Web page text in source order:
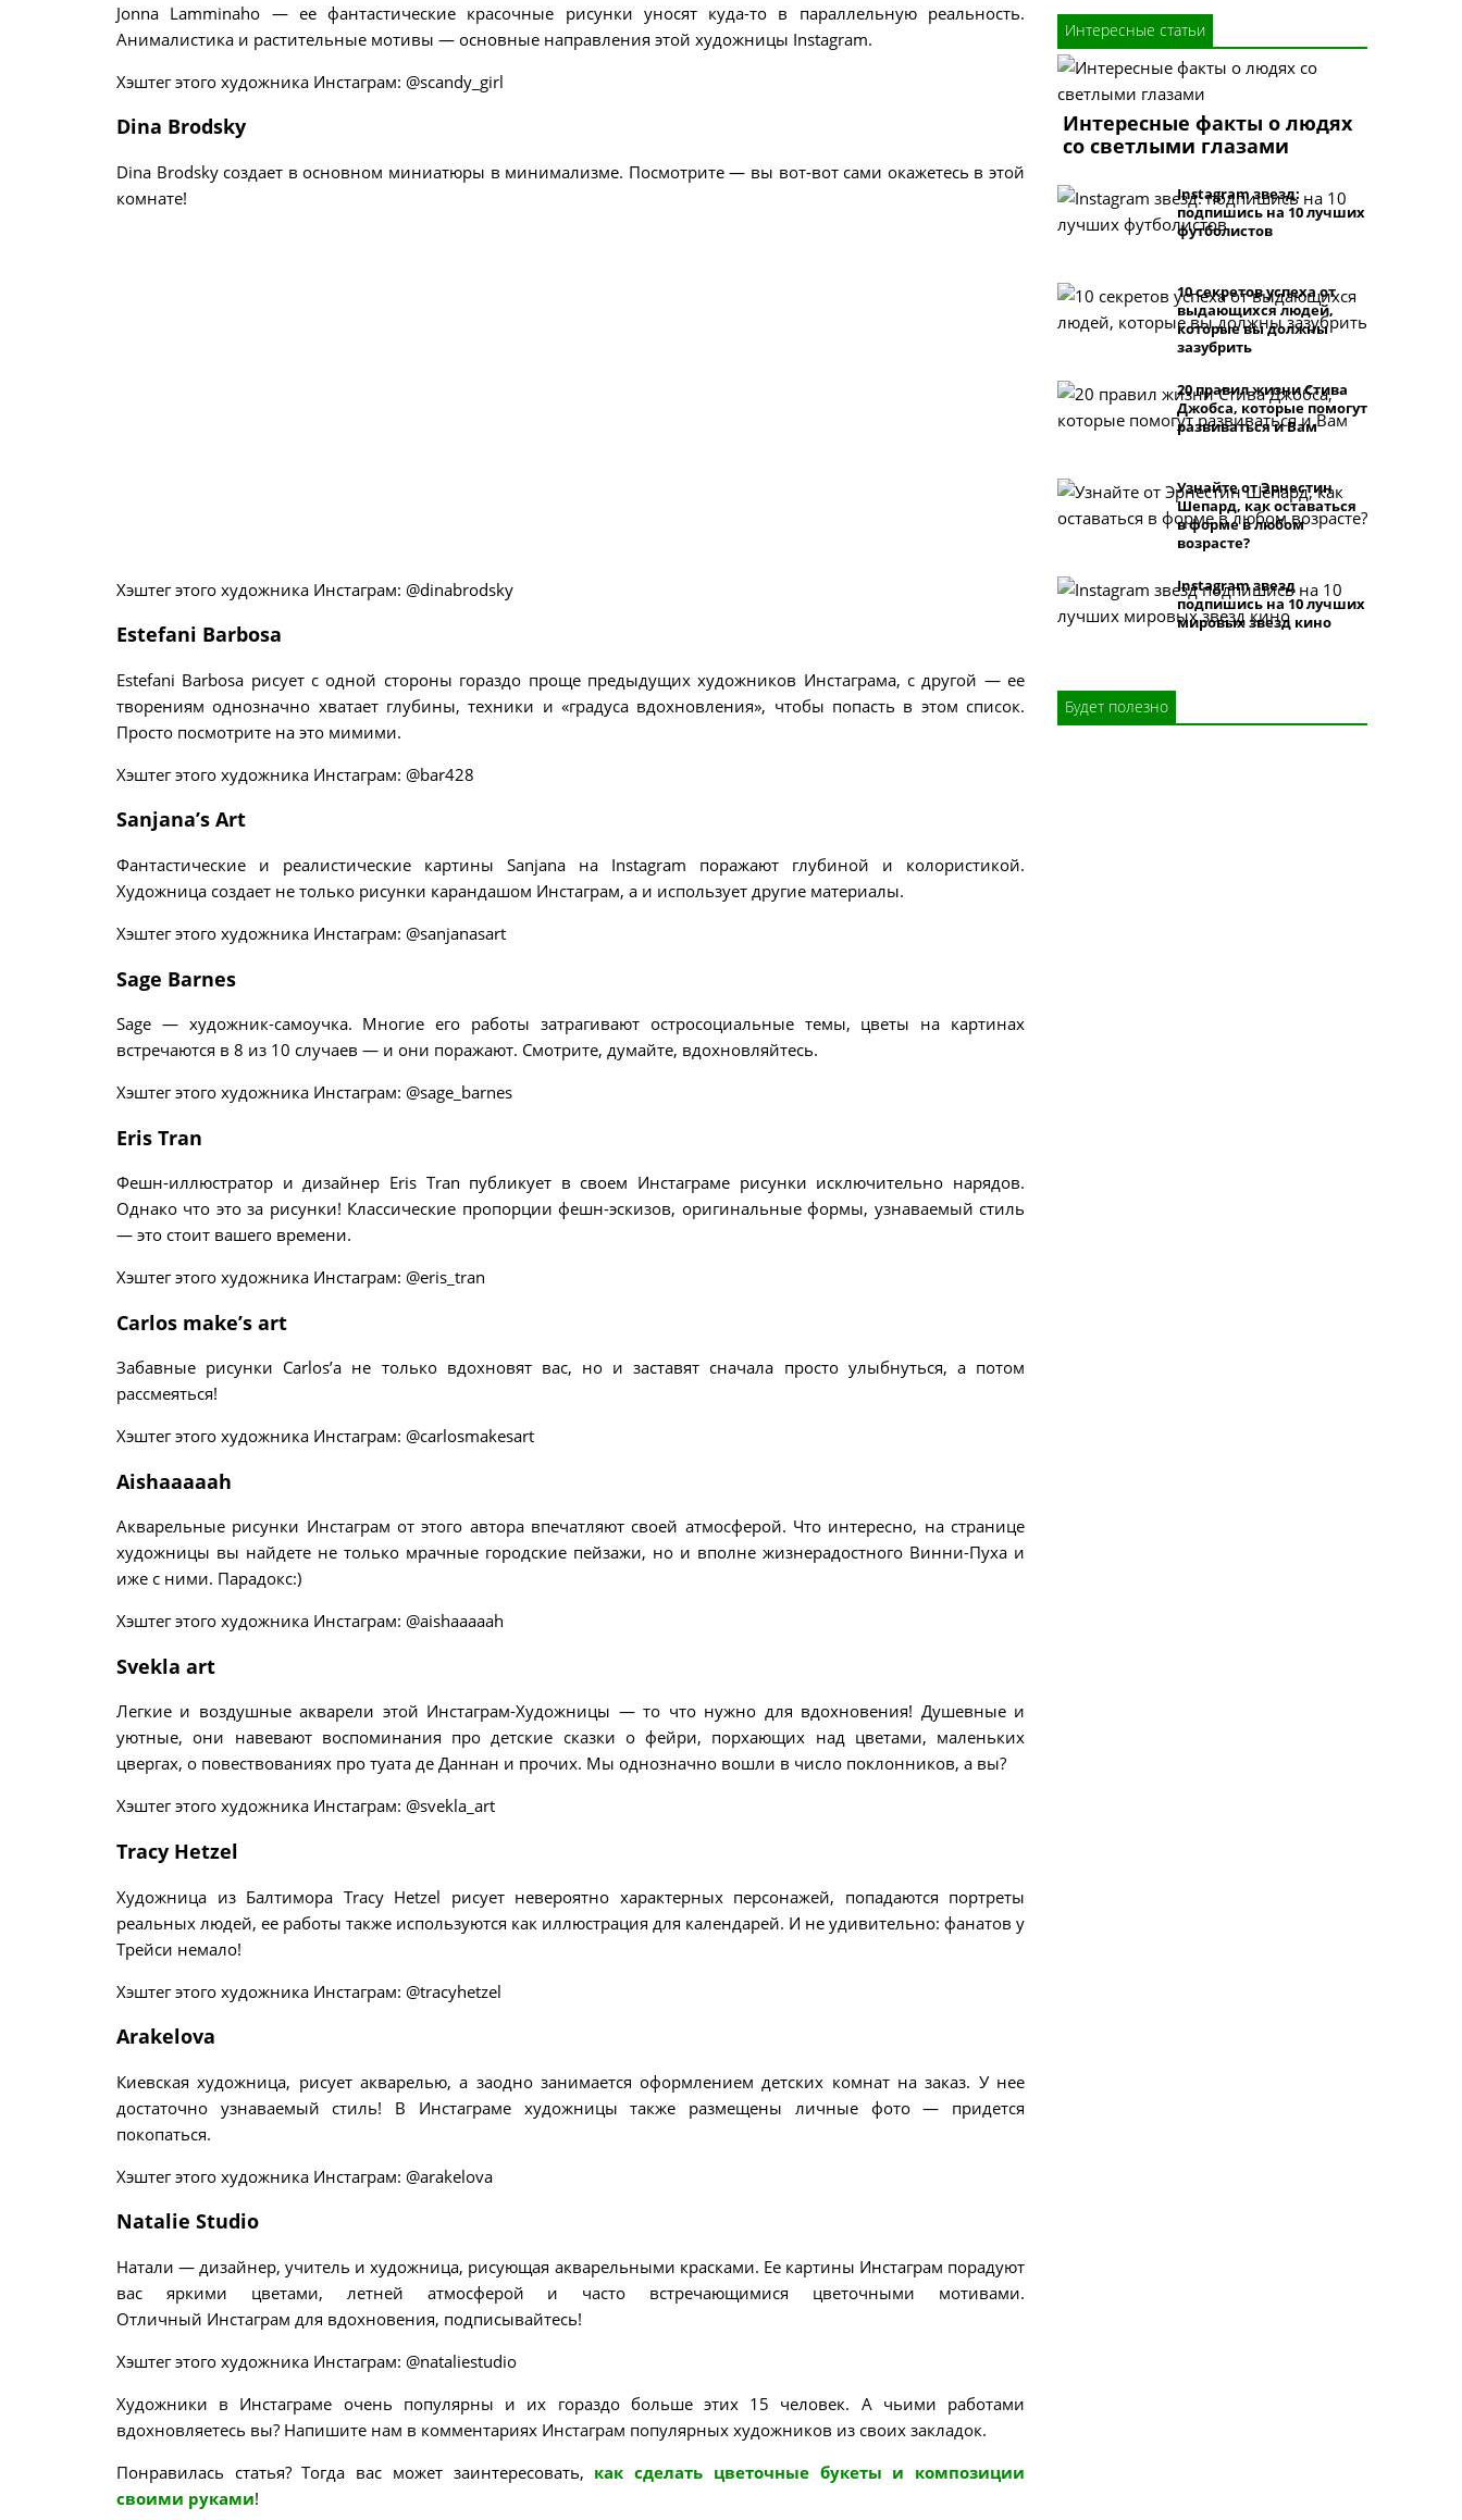
Jonna Lamminaho — ее фантастические красочные рисунки уносят куда-то в параллельную реальность.
Анималистика и растительные мотивы — основные направления этой художницы Instagram.
Хэштег этого художника Инстаграм: @scandy_girl
Dina Brodsky
Dina Brodsky создает в основном миниатюры в минимализме. Посмотрите — вы вот-вот сами окажетесь в этой
комнате!
Хэштег этого художника Инстаграм: @dinabrodsky
Estefani Barbosa
Estefani Barbosa рисует с одной стороны гораздо проще предыдущих художников Инстаграма, с другой — ее
творениям однозначно хватает глубины, техники и «градуса вдохновления», чтобы попасть в этом список.
Просто посмотрите на это мимими.
Хэштег этого художника Инстаграм: @bar428
Sanjana’s Art
Фантастические и реалистические картины Sanjana на Instagram поражают глубиной и колористикой.
Художница создает не только рисунки карандашом Инстаграм, а и использует другие материалы.
Хэштег этого художника Инстаграм: @sanjanasart
Sage Barnes
Sage — художник-самоучка. Многие его работы затрагивают остросоциальные темы, цветы на картинах
встречаются в 8 из 10 случаев — и они поражают. Смотрите, думайте, вдохновляйтесь.
Хэштег этого художника Инстаграм: @sage_barnes
Eris Tran
Фешн-иллюстратор и дизайнер Eris Tran публикует в своем Инстаграме рисунки исключительно нарядов.
Однако что это за рисунки! Классические пропорции фешн-эскизов, оригинальные формы, узнаваемый стиль
— это стоит вашего времени.
Хэштег этого художника Инстаграм: @eris_tran
Carlos make’s art
Забавные рисунки Carlos’а не только вдохновят вас, но и заставят сначала просто улыбнуться, а потом
рассмеяться!
Хэштег этого художника Инстаграм: @carlosmakesart
Aishaaaaah
Акварельные рисунки Инстаграм от этого автора впечатляют своей атмосферой. Что интересно, на странице
художницы вы найдете не только мрачные городские пейзажи, но и вполне жизнерадостного Винни-Пуха и
иже с ними. Парадокс:)
Хэштег этого художника Инстаграм: @aishaaaaah
Svekla art
Легкие и воздушные акварели этой Инстаграм-Художницы — то что нужно для вдохновения! Душевные и
уютные, они навевают воспоминания про детские сказки о фейри, порхающих над цветами, маленьких
цвергах, о повествованиях про туата де Даннан и прочих. Мы однозначно вошли в число поклонников, а вы?
Хэштег этого художника Инстаграм: @svekla_art
Tracy Hetzel
Художница из Балтимора Tracy Hetzel рисует невероятно характерных персонажей, попадаются портреты
реальных людей, ее работы также используются как иллюстрация для календарей. И не удивительно: фанатов у
Трейси немало!
Хэштег этого художника Инстаграм: @tracyhetzel
Arakelova
Киевская художница, рисует акварелью, а заодно занимается оформлением детских комнат на заказ. У нее
достаточно узнаваемый стиль! В Инстаграме художницы также размещены личные фото — придется
покопаться.
Хэштег этого художника Инстаграм: @arakelova
Natalie Studio
Натали — дизайнер, учитель и художница, рисующая акварельными красками. Ее картины Инстаграм порадуют
вас яркими цветами, летней атмосферой и часто встречающимися цветочными мотивами.
Отличный Инстаграм для вдохновения, подписывайтесь!
Хэштег этого художника Инстаграм: @nataliestudio
Художники в Инстаграме очень популярны и их гораздо больше этих 15 человек. А чьими работами
вдохновляетесь вы? Напишите нам в комментариях Инстаграм популярных художников из своих закладок.
Понравилась статья? Тогда вас может заинтересовать, как сделать цветочные букеты и композиции
своими руками!
Интересные статьи
Интересные факты о людях
со светлыми глазами
Instagram звезд:
подпишись на 10 лучших
футболистов
10 секретов успеха от
выдающихся людей,
которые вы должны
зазубрить
20 правил жизни Стива
Джобса, которые помогут
развиваться и Вам
Узнайте от Эрнестин
Шепард, как оставаться
в форме в любом
возрасте?
Instagram звезд
подпишись на 10 лучших
мировых звезд кино
Будет полезно